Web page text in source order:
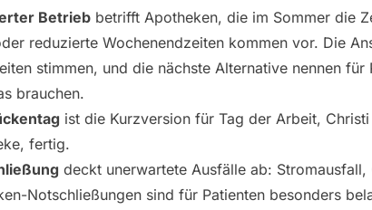
Betrieb betrifft Apotheken, die im Sommer die
reduzierte Wochenendzeiten kommen vor. Die
stimmen, und die nächste Alternative nennen
brauchen.
ist die Kurzversion für Tag der Arbeit,
fertig.
deckt unerwartete Ausfälle ab:
Notschließungen sind für Patienten besonders